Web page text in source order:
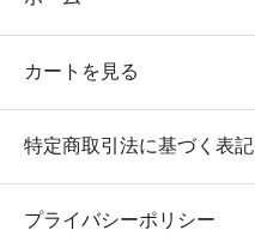
カートを見る
特定商取引法に基づく表記
プライバシーポリシー